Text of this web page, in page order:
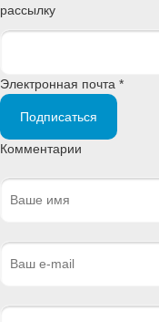
рассылку
Электронная почта *
Подписаться
Комментарии